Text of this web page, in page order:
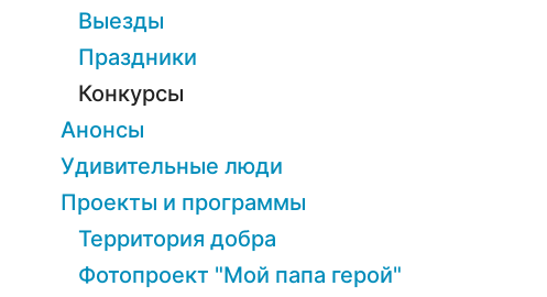
Выезды
Праздники
Конкурсы
Анонсы
Удивительные люди
Проекты и программы
Территория добра
Фотопроект "Мой папа герой"